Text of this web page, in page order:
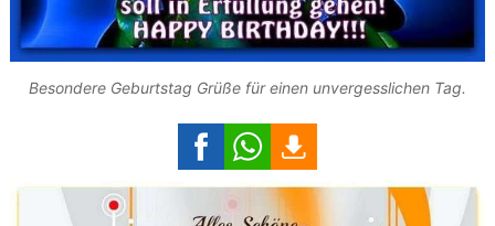
Besondere Geburtstag Grüße für einen unvergesslichen Tag.